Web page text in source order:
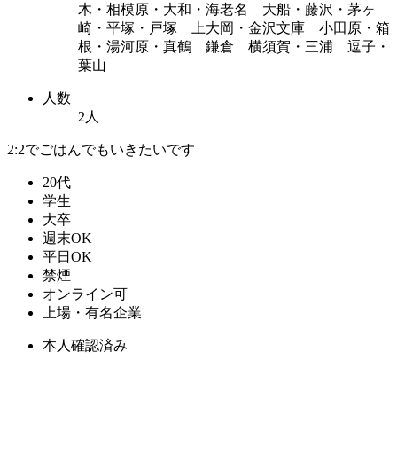
木・相模原・大和・海老名 大船・藤沢・茅ヶ
崎・平塚・戸塚 上大岡・金沢文庫 小田原・箱
根・湯河原・真鶴 鎌倉 横須賀・三浦 逗子・
葉山
人数
2人
2:2でごはんでもいきたいです
20代
学生
大卒
週末OK
平日OK
禁煙
オンライン可
上場・有名企業
本人確認済み